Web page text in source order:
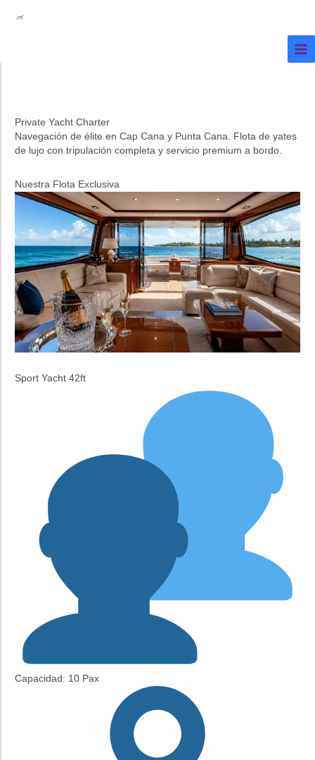
Private Yacht Charter
Navegación de élite en Cap Cana y Punta Cana. Flota de yates
de lujo con tripulación completa y servicio premium a bordo.
Nuestra Flota Exclusiva
Sport Yacht 42ft
Capacidad: 10 Pax